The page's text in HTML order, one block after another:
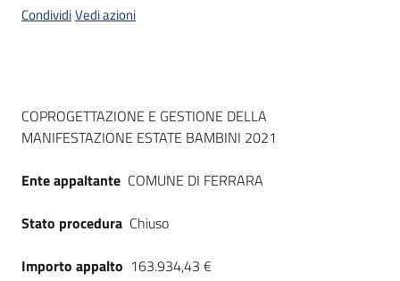
English
Seguici
su
CondividiVedi azioni
Dati del bando
COPROGETTAZIONE E GESTIONE DELLA
MANIFESTAZIONE ESTATE BAMBINI 2021
Ente appaltante COMUNE DI FERRARA
Stato procedura Chiuso
Importo appalto 163.934,43 €